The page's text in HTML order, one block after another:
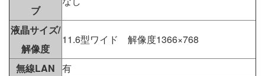
ブ
液晶サイズ/
解像度
11.6型ワイド 解像度1366×768
無線LAN 有